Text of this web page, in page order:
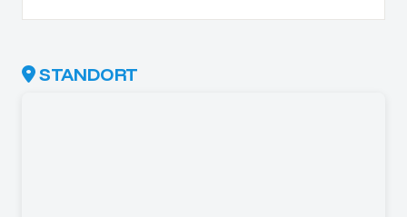
STANDORT